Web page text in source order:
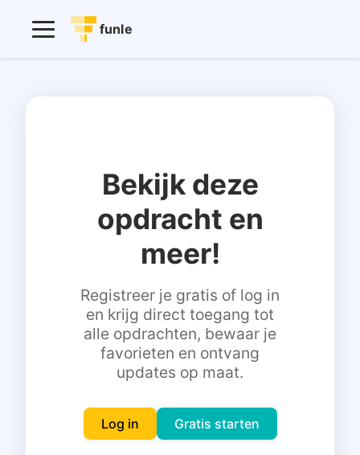
funle
Inloggen
Gratis starten
Bekijk deze
opdracht en
meer!
Registreer je gratis of log in
en krijg direct toegang tot
alle opdrachten, bewaar je
favorieten en ontvang
updates op maat.
Log in Gratis starten